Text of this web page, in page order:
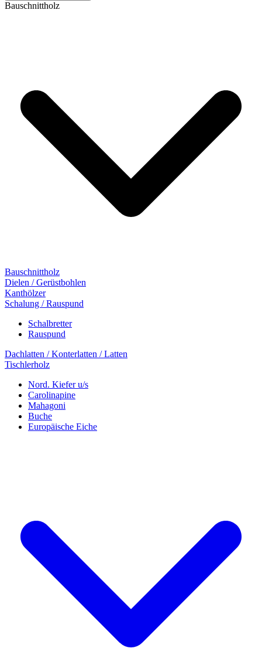
Bauschnittholz
Bauschnittholz
Dielen / Gerüstbohlen
Kanthölzer
Schalung / Rauspund
Schalbretter
Rauspund
Dachlatten / Konterlatten / Latten
Tischlerholz
Nord. Kiefer u/s
Carolinapine
Mahagoni
Buche
Europäische Eiche